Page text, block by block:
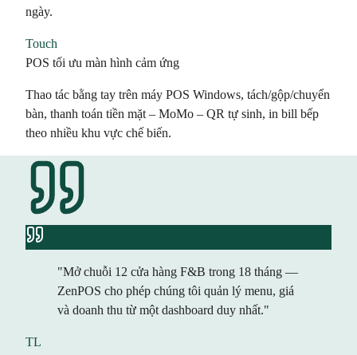
ngày.
Touch
POS tối ưu màn hình cảm ứng
Thao tác bằng tay trên máy POS Windows, tách/gộp/chuyển
bàn, thanh toán tiền mặt – MoMo – QR tự sinh, in bill bếp
theo nhiều khu vực chế biến.
"Mở chuỗi 12 cửa hàng F&B trong 18 tháng —
ZenPOS cho phép chúng tôi quản lý menu, giá
và doanh thu từ một dashboard duy nhất."
TL